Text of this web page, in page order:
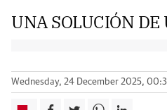
UNA SOLUCIÓN DE
Wednesday, 24 December 2025,